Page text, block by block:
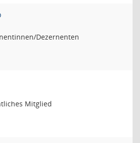
Dezernenten
Mitglied